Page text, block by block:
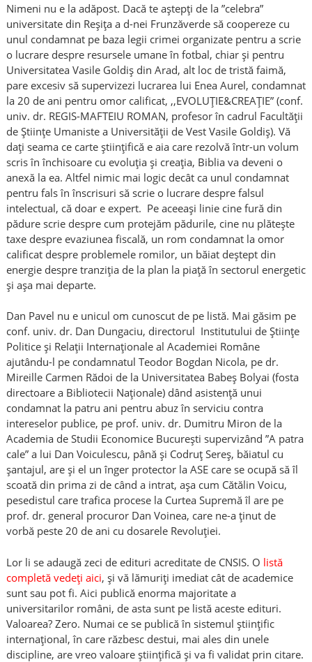
Nimeni nu e la adăpost. Dacă te aștepți de la ”celebra”
universitate din Reșița a d-nei Frunzăverde să coopereze cu
unul condamnat pe baza legii crimei organizate pentru a scrie
o lucrare despre resursele umane în fotbal, chiar și pentru
Universitatea Vasile Goldiș din Arad, alt loc de tristă faimă,
pare excesiv să supervizezi lucrarea lui Enea Aurel, condamnat
la 20 de ani pentru omor calificat, ,,EVOLUȚIE&CREAȚIE” (conf.
univ. dr. REGIS-MAFTEIU ROMAN, profesor în cadrul Facultății
de Științe Umaniste a Universității de Vest Vasile Goldiș). Vă
dați seama ce carte științifică e aia care rezolvă într-un volum
scris în închisoare cu evoluția și creația, Biblia va deveni o
anexă la ea. Altfel nimic mai logic decât ca unul condamnat
pentru fals în înscrisuri să scrie o lucrare despre falsul
intelectual, că doar e expert. Pe aceeași linie cine fură din
pădure scrie despre cum protejăm pădurile, cine nu plătește
taxe despre evaziunea fiscală, un rom condamnat la omor
calificat despre problemele romilor, un băiat deștept din
energie despre tranziția de la plan la piață în sectorul energetic
și așa mai departe.
Dan Pavel nu e unicul om cunoscut de pe listă. Mai găsim pe
conf. univ. dr. Dan Dungaciu, directorul Institutului de Științe
Politice și Relații Internaționale al Academiei Române
ajutându-l pe condamnatul Teodor Bogdan Nicola, pe dr.
Mireille Carmen Rădoi de la Universitatea Babeș Bolyai (fosta
directoare a Bibliotecii Naționale) dând asistență unui
condamnat la patru ani pentru abuz în serviciu contra
intereselor publice, pe prof. univ. dr. Dumitru Miron de la
Academia de Studii Economice București supervizând ”A patra
cale” a lui Dan Voiculescu, până și Codruț Sereș, băiatul cu
șantajul, are și el un înger protector la ASE care se ocupă să îl
scoată din prima zi de când a intrat, așa cum Cătălin Voicu,
pesedistul care trafica procese la Curtea Supremă îl are pe
prof. dr. general procuror Dan Voinea, care ne-a ținut de
vorbă peste 20 de ani cu dosarele Revoluției.
Lor li se adaugă zeci de edituri acreditate de CNSIS. O listă
completă vedeți aici, și vă lămuriți imediat cât de academice
sunt sau pot fi. Aici publică enorma majoritate a
universitarilor români, de asta sunt pe listă aceste edituri.
Valoarea? Zero. Numai ce se publică în sistemul științific
internațional, în care răzbesc destui, mai ales din unele
discipline, are vreo valoare științifică și va fi validat prin citare.